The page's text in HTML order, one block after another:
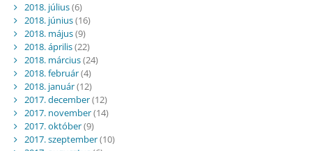
2018. július(6)
2018. június(16)
2018. május(9)
2018. április(22)
2018. március(24)
2018. február(4)
2018. január(12)
2017. december(12)
2017. november(14)
2017. október(9)
2017. szeptember(10)